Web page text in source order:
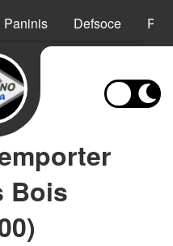
Paninis Defsoce
Bois